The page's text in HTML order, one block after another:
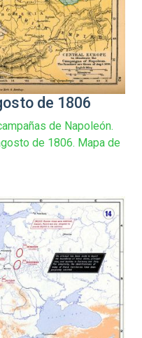
de 1806
de Napoleón.
de 1806. Mapa de